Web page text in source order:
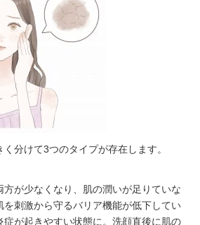
分けて3つのタイプが存在します。
方が少なくなり、肌の潤いが足りていな
を刺激から守るバリア機能が低下してい
症が起きやすい状態に。洗顔直後に肌の